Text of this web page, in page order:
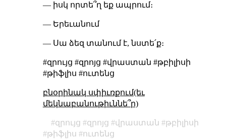
— իսկ որտե՞ղ եք ապրում։
— Երեւանում
— Սա ձեզ տանում է, նստե՛ք։
#զրույց #զրոյց #վրաստան #թբիլիսի
#թիֆլիս #ուտենց
բնօրինակ սփիւռքում(եւ
մեկնաբանութիւննե՞ր)
զրույց զրոյց վրաստան
թբիլիսի
թիֆլիս
ուտենց